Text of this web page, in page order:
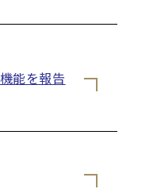
能を報告